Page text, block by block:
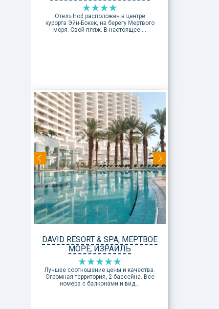
Отель Hod расположен в центре
курорта Эйн-Бокек, на берегу Мертвого
моря. Свой пляж. В настоящее ...
DAVID RESORT & SPA, МЕРТВОЕ
МОРЕ, ИЗРАИЛЬ
Лучшее соотношение цены и качества.
Огромная территория, 2 бассейна. Все
номера с балконами и вид...